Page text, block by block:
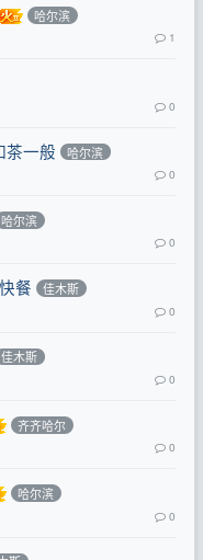
哈尔滨
1
0
茶一般 哈尔滨
0
哈尔滨
0
餐 佳木斯
0
佳木斯
0
齐齐哈尔
0
哈尔滨
0